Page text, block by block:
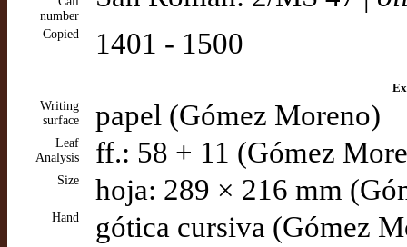
number
Copied 1401 - 1500
Writing
surface
papel (Gómez Moreno)
Leaf
Analysis
ff.: 58 + 11 (Gómez
Size hoja: 289 × 216 mm
Hand gótica cursiva (Gómez